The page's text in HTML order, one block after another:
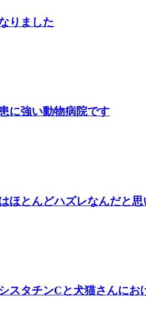
りました
に強い動物病院です
ほとんどハズレなんだと思
スタチンCと犬猫さんにお